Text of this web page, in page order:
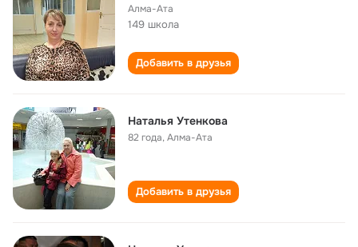
Алма-Ата
149 школа
Добавить в друзья
Наталья Утенкова
82 года,Алма-Ата
Добавить в друзья